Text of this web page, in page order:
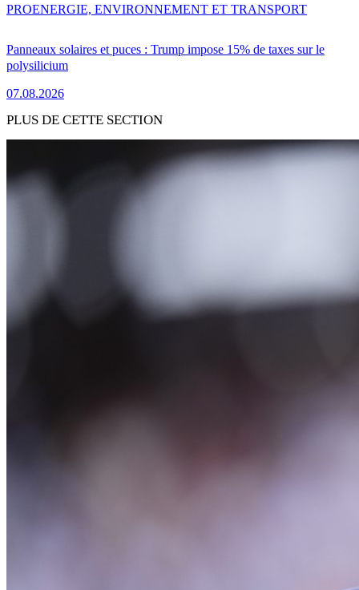
Panneaux solaires et puces : Trump impose 15% de taxes sur le
polysilicium
07.08.2026
PROENERGIE, ENVIRONNEMENT ET TRANSPORT
PLUS DE CETTE SECTION